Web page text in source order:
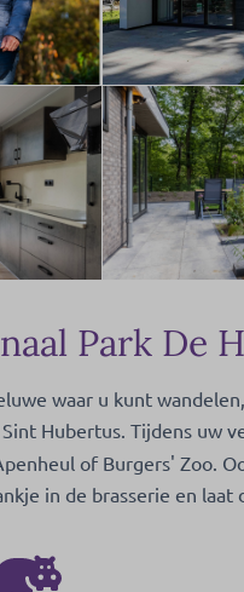
Park De
waar u kunt wandelen,
Hubertus. Tijdens uw
of Burgers' Zoo.
in de brasserie en